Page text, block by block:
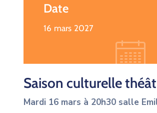
Date
16 mars 2027
Saison culturelle
Mardi 16 mars à 20h30 salle